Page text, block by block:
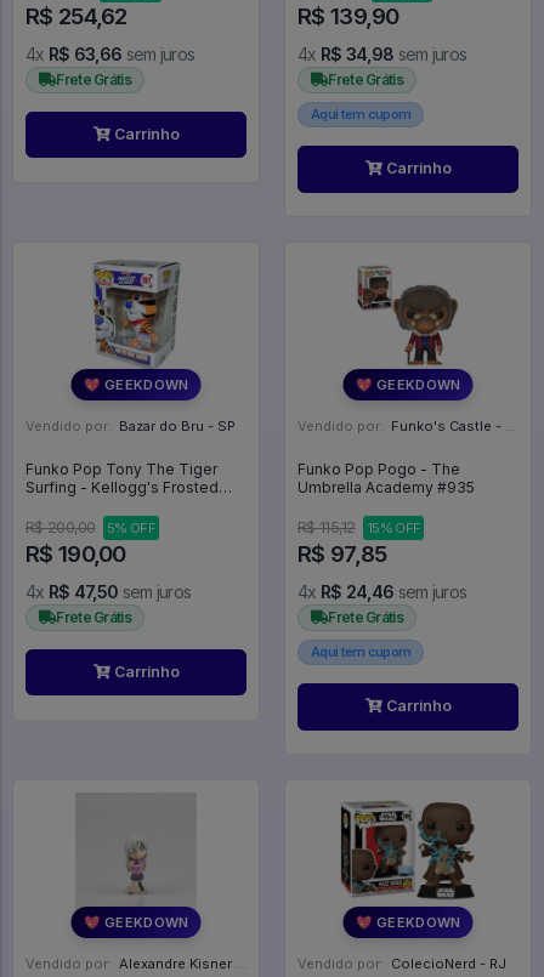
R$ 254,62
4x R$ 63,66 sem juros
Frete Grátis
Carrinho
R$ 139,90
4x R$ 34,98 sem juros
Frete Grátis
Aqui tem cupom
Carrinho
💖 GEEKDOWN
Vendido por: Bazar do Bru - SP
Funko Pop Tony The Tiger
Surfing - Kellogg's Frosted
Frosted Flakes #191
R$ 200,00 5% OFF
R$ 190,00
4x R$ 47,50 sem juros
Frete Grátis
Carrinho
💖 GEEKDOWN
Vendido por: Funko's Castle - SP
Funko Pop Pogo - The
Umbrella Academy #935
R$ 115,12 15% OFF
R$ 97,85
4x R$ 24,46 sem juros
Frete Grátis
Aqui tem cupom
Carrinho
💖 GEEKDOWN
Vendido por: Alexandre Kisner - PR
💖 GEEKDOWN
Vendido por: ColecioNerd - RJ